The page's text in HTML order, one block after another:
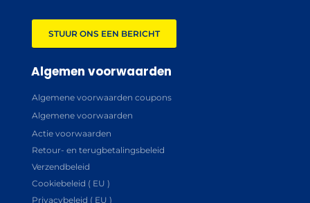
STUUR ONS EEN BERICHT
Algemen voorwaarden
Algemene voorwaarden coupons
Algemene voorwaarden
Actie voorwaarden
Retour- en terugbetalingsbeleid
Verzendbeleid
Cookiebeleid ( EU )
Privacybeleid ( EU )